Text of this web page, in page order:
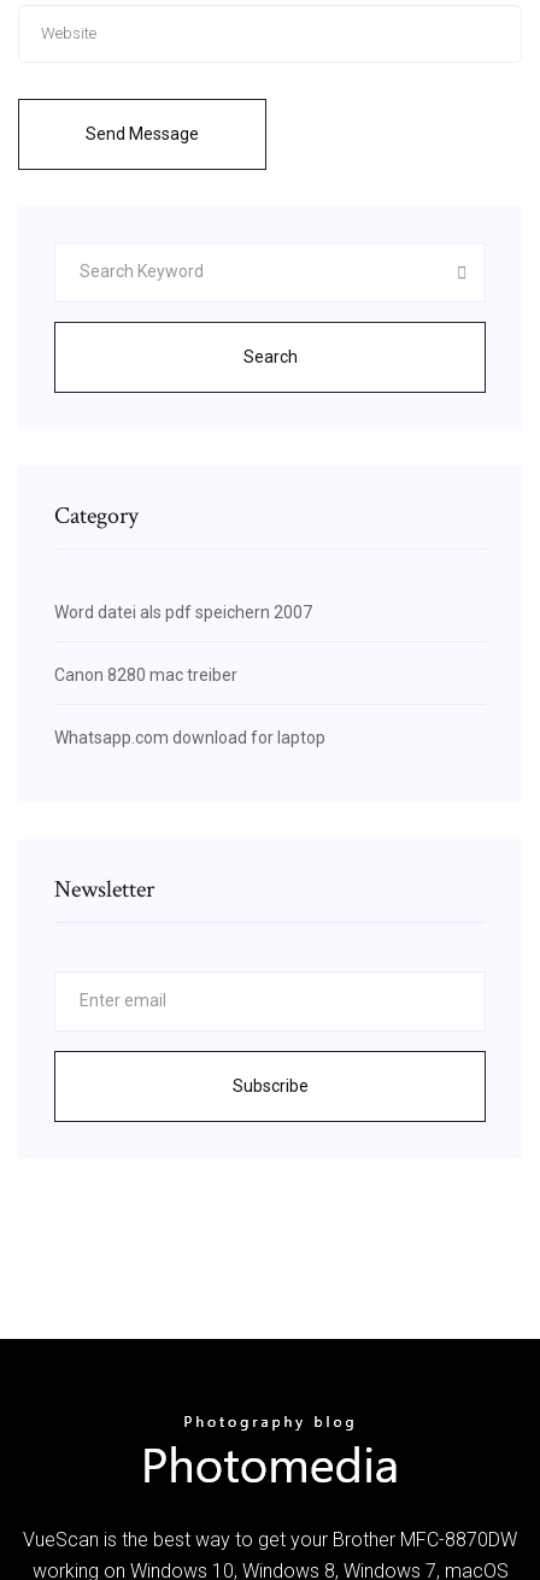
Send Message
Search
Category
Word datei als pdf speichern 2007
Canon 8280 mac treiber
Whatsapp.com download for laptop
Newsletter
Subscribe
VueScan is the best way to get your Brother MFC-8870DW
working on Windows 10, Windows 8, Windows 7, macOS